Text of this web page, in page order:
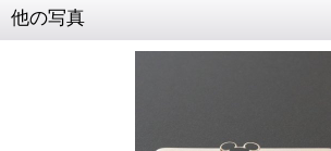
他の写真